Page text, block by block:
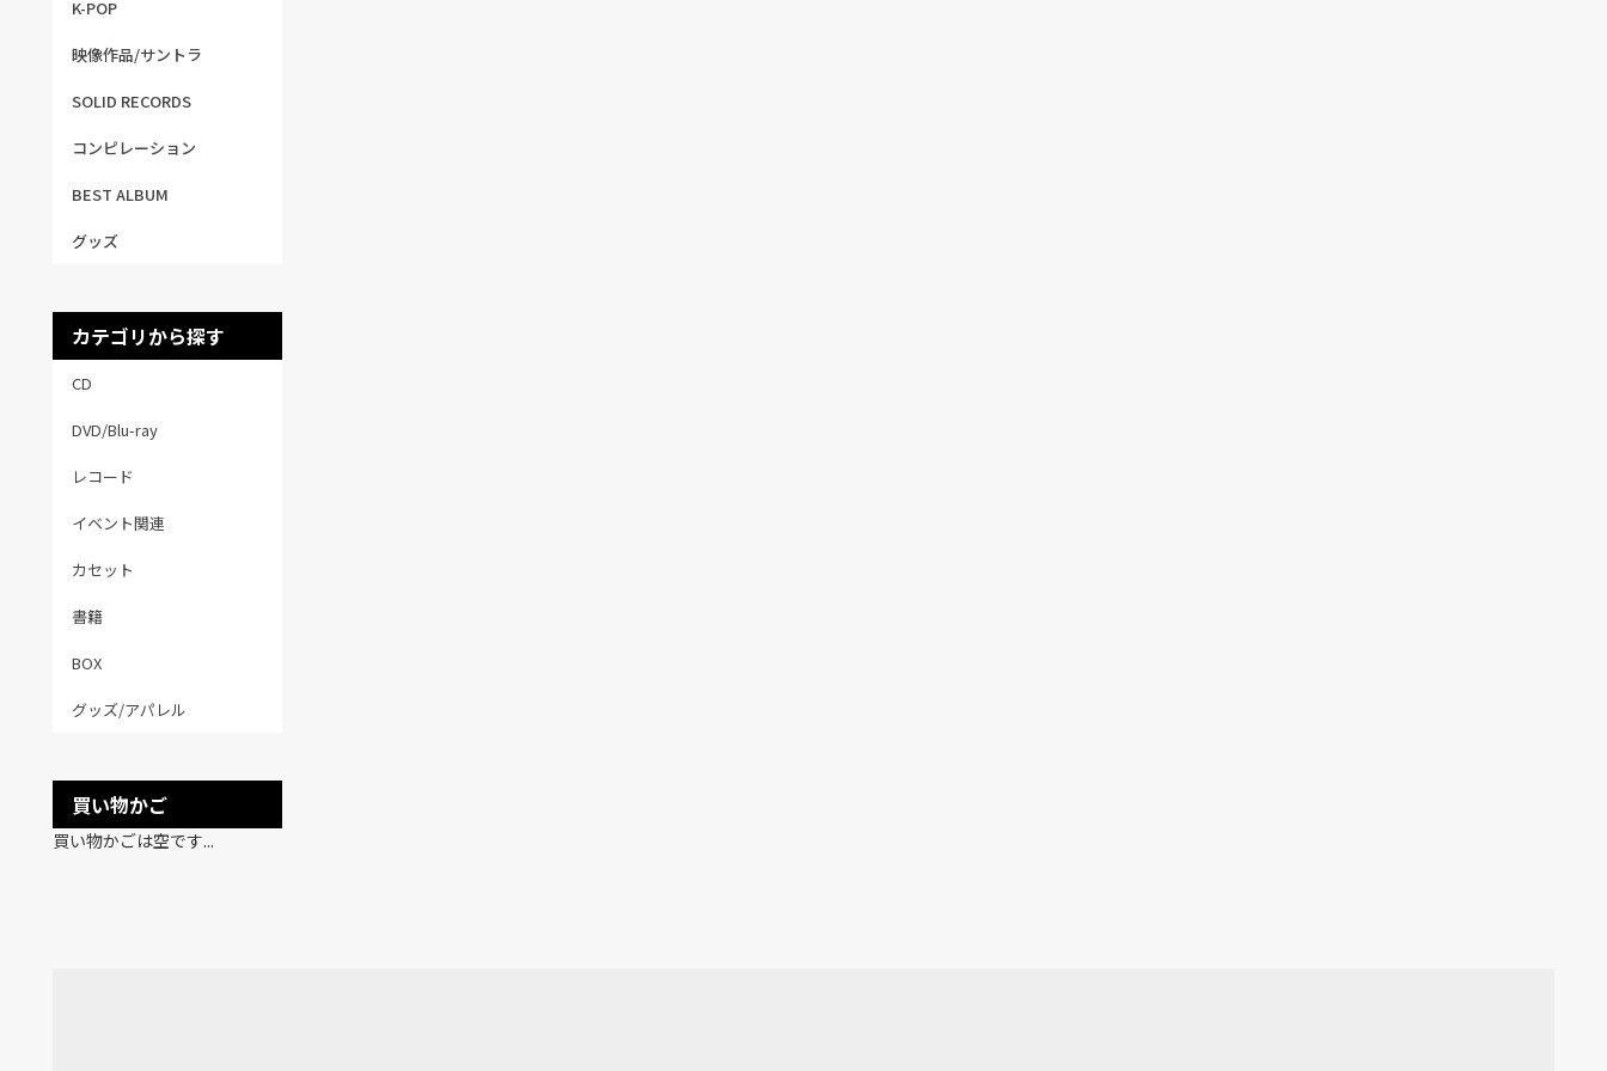
K-POP
映像作品/サントラ
SOLID RECORDS
コンピレーション
BEST ALBUM
グッズ
カテゴリから探す
CD
DVD/Blu-ray
レコード
イベント関連
カセット
書籍
BOX
グッズ/アパレル
買い物かご
買い物かごは空です...